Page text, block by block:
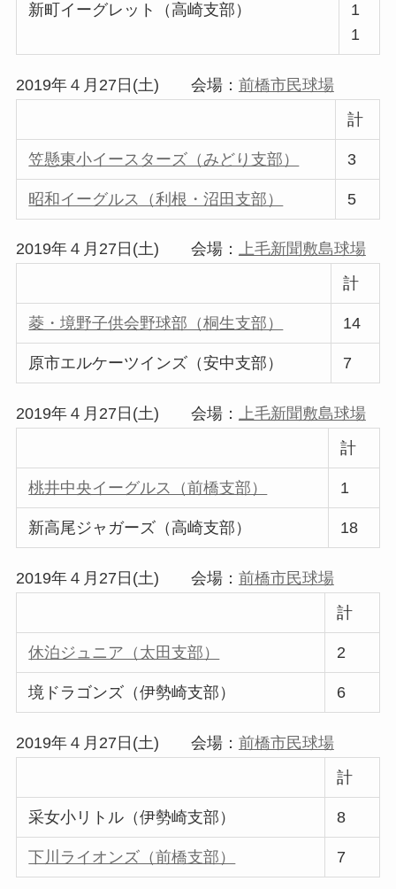
新町イーグレット（高崎支部）
1
1
2019年４月27日(土) 会場： 前橋市民球場
計
笠懸東小イースターズ（みどり支部） 3
昭和イーグルス（利根・沼田支部） 5
2019年４月27日(土) 会場： 上毛新聞敷島球場
計
菱・境野子供会野球部（桐生支部） 14
原市エルケーツインズ（安中支部） 7
2019年４月27日(土) 会場： 上毛新聞敷島球場
計
桃井中央イーグルス（前橋支部） 1
新高尾ジャガーズ（高崎支部） 18
2019年４月27日(土) 会場： 前橋市民球場
計
休泊ジュニア（太田支部） 2
境ドラゴンズ（伊勢崎支部） 6
2019年４月27日(土) 会場： 前橋市民球場
計
采女小リトル（伊勢崎支部） 8
下川ライオンズ（前橋支部） 7